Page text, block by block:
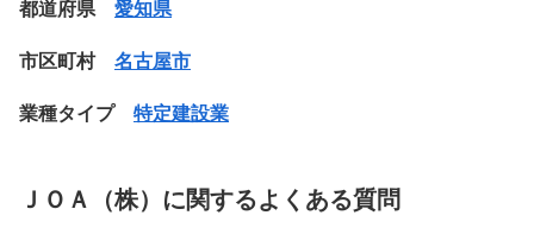
都道府県 愛知県
市区町村 名古屋市
業種タイプ 特定建設業
ＪＯＡ（株）に関するよくある質問